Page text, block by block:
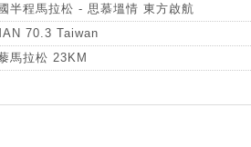
半程馬拉松 - 思慕塭情 東方啟航
70.3 Taiwan
馬拉松 23KM